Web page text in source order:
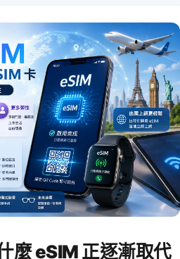
麼 eSIM 正逐漸取代